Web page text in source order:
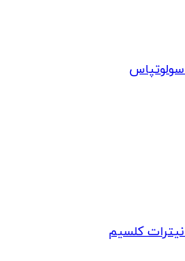
سولوتپاس
نیترات کلسیم